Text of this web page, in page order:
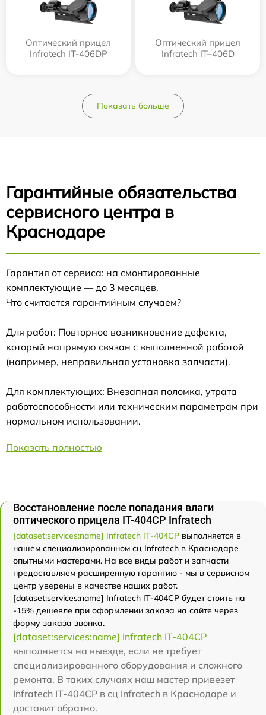
Оптический прицел
Infratech IT-406DP
Оптический прицел
Infratech IT–406D
Показать больше
Гарантийные обязательства
сервисного центра в
Краснодаре
Гарантия от сервиса: на смонтированные
комплектующие — до 3 месяцев.
Что считается гарантийным случаем?
Для работ: Повторное возникновение дефекта,
который напрямую связан с выполненной работой
(например, неправильная установка запчасти).
Для комплектующих: Внезапная поломка, утрата
работоспособности или техническим параметрам при
нормальном использовании.
Показать полностью
Восстановление после попадания влаги
оптического прицела IT-404CP Infratech
[dataset:services:name] Infratech IT-404CP выполняется в
нашем специализированном сц Infratech в Краснодаре
опытными мастерами. На все виды работ и запчасти
предоставляем расширенную гарантию - мы в сервисном
центр уверены в качестве наших работ.
[dataset:services:name] Infratech IT-404CP будет стоить на
-15% дешевле при оформлении заказа на сайте через
форму заказа звонка.
[dataset:services:name] Infratech IT-404CP
выполняется на выезде, если не требует
специализированного оборудования и сложного
ремонта. В таких случаях наш мастер привезет
Infratech IT-404CP в сц Infratech в Краснодаре и
доставит обратно.